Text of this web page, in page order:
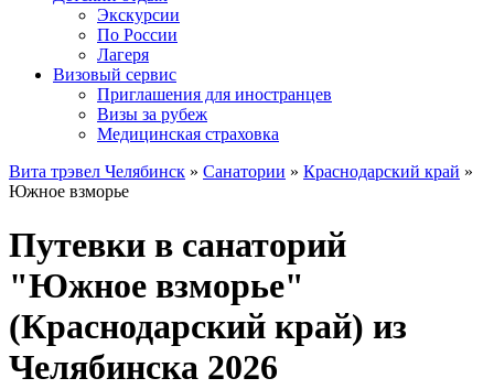
Экскурсии
По России
Лагеря
Визовый сервис
Приглашения для иностранцев
Визы за рубеж
Медицинская страховка
Вита трэвел Челябинск » Санатории » Краснодарский край »
Южное взморье
Путевки в санаторий
"Южное взморье"
(Краснодарский край) из
Челябинска 2026